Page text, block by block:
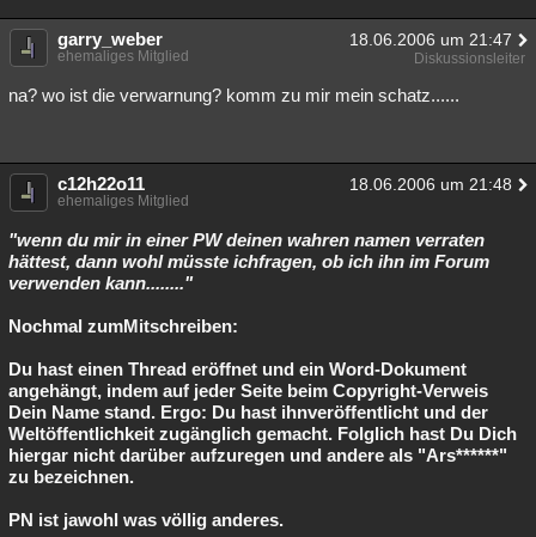
garry_weber 18.06.2006 um 21:47
ehemaliges Mitglied Diskussionsleiter
na? wo ist die verwarnung? komm zu mir mein schatz......
c12h22o11 18.06.2006 um 21:48
ehemaliges Mitglied
"wenn du mir in einer PW deinen wahren namen verraten
hättest, dann wohl müsste ichfragen, ob ich ihn im Forum
verwenden kann........"
Nochmal zumMitschreiben:
Du hast einen Thread eröffnet und ein Word-Dokument
angehängt, indem auf jeder Seite beim Copyright-Verweis
Dein Name stand. Ergo: Du hast ihnveröffentlicht und der
Weltöffentlichkeit zugänglich gemacht. Folglich hast Du Dich
hiergar nicht darüber aufzuregen und andere als "Ars******"
zu bezeichnen.
PN ist jawohl was völlig anderes.